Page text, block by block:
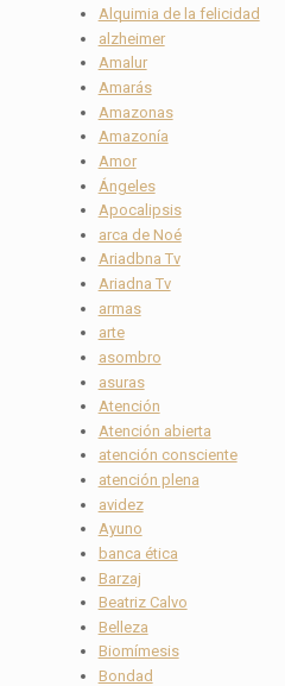
Alquimia de la felicidad
alzheimer
Amalur
Amarás
Amazonas
Amazonía
Amor
Ángeles
Apocalipsis
arca de Noé
Ariadbna Tv
Ariadna Tv
armas
arte
asombro
asuras
Atención
Atención abierta
atención consciente
atención plena
avidez
Ayuno
banca ética
Barzaj
Beatriz Calvo
Belleza
Biomímesis
Bondad